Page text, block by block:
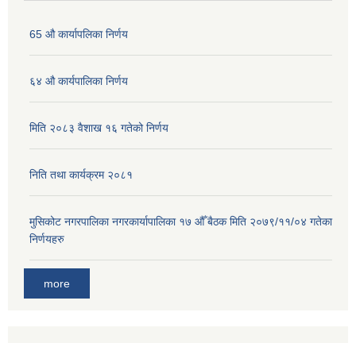
65 औ कार्यापलिका निर्णय
६४ औ कार्यपालिका निर्णय
मिति २०८३ वैशाख १६ गतेको निर्णय
निति तथा कार्यक्रम २०८१
मुसिकोट नगरपालिका नगरकार्यापालिका १७ औँ बैठक मिति २०७९/११/०४ गतेका
निर्णयहरु
more